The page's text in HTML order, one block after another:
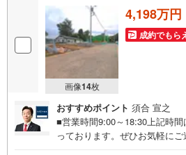
画像14枚
4,198万円
成約でもら
おすすめポイント 須合 宣之
■営業時間9:00～18:30上記時
っております。ぜひお気軽に